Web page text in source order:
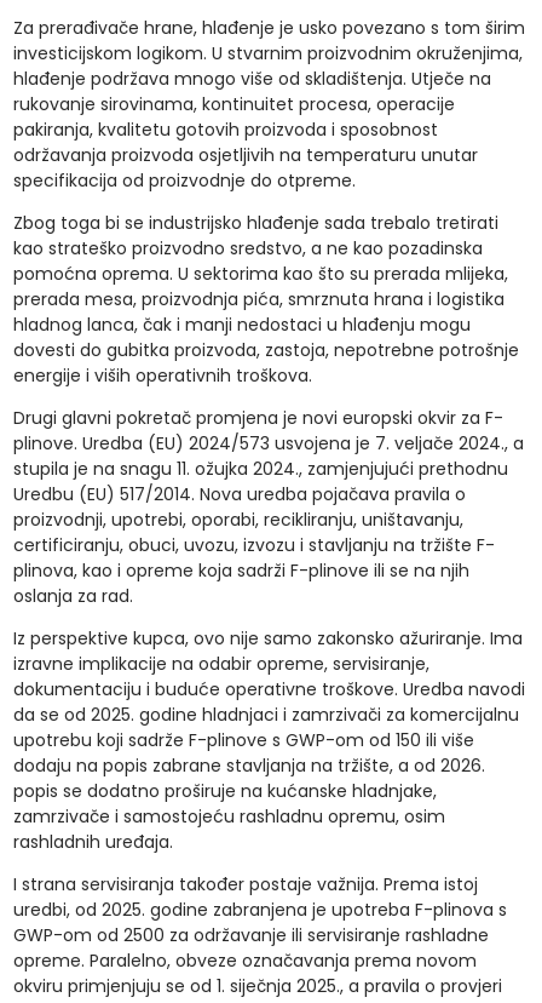
Za prerađivače hrane, hlađenje je usko povezano s tom širim
investicijskom logikom. U stvarnim proizvodnim okruženjima,
hlađenje podržava mnogo više od skladištenja. Utječe na
rukovanje sirovinama, kontinuitet procesa, operacije
pakiranja, kvalitetu gotovih proizvoda i sposobnost
održavanja proizvoda osjetljivih na temperaturu unutar
specifikacija od proizvodnje do otpreme.
Zbog toga bi se industrijsko hlađenje sada trebalo tretirati
kao strateško proizvodno sredstvo, a ne kao pozadinska
pomoćna oprema. U sektorima kao što su prerada mlijeka,
prerada mesa, proizvodnja pića, smrznuta hrana i logistika
hladnog lanca, čak i manji nedostaci u hlađenju mogu
dovesti do gubitka proizvoda, zastoja, nepotrebne potrošnje
energije i viših operativnih troškova.
Drugi glavni pokretač promjena je novi europski okvir za F-
plinove. Uredba (EU) 2024/573 usvojena je 7. veljače 2024., a
stupila je na snagu 11. ožujka 2024., zamjenjujući prethodnu
Uredbu (EU) 517/2014. Nova uredba pojačava pravila o
proizvodnji, upotrebi, oporabi, recikliranju, uništavanju,
certificiranju, obuci, uvozu, izvozu i stavljanju na tržište F-
plinova, kao i opreme koja sadrži F-plinove ili se na njih
oslanja za rad.
Iz perspektive kupca, ovo nije samo zakonsko ažuriranje. Ima
izravne implikacije na odabir opreme, servisiranje,
dokumentaciju i buduće operativne troškove. Uredba navodi
da se od 2025. godine hladnjaci i zamrzivači za komercijalnu
upotrebu koji sadrže F-plinove s GWP-om od 150 ili više
dodaju na popis zabrane stavljanja na tržište, a od 2026.
popis se dodatno proširuje na kućanske hladnjake,
zamrzivače i samostojeću rashladnu opremu, osim
rashladnih uređaja.
I strana servisiranja također postaje važnija. Prema istoj
uredbi, od 2025. godine zabranjena je upotreba F-plinova s
GWP-om od 2500 za održavanje ili servisiranje rashladne
opreme. Paralelno, obveze označavanja prema novom
okviru primjenjuju se od 1. siječnja 2025., a pravila o provjeri